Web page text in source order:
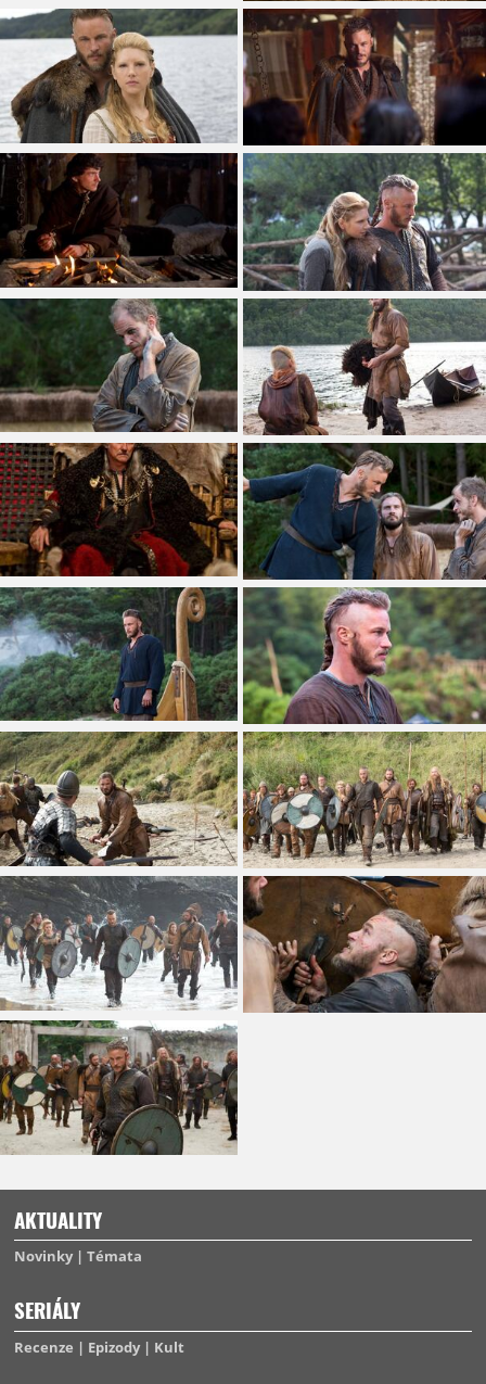
AKTUALITY
Novinky Témata
SERIÁLY
Recenze Epizody Kult